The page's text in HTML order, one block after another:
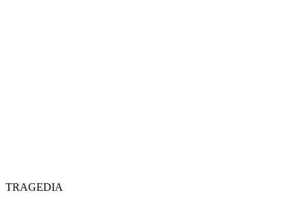
TRAGEDIA